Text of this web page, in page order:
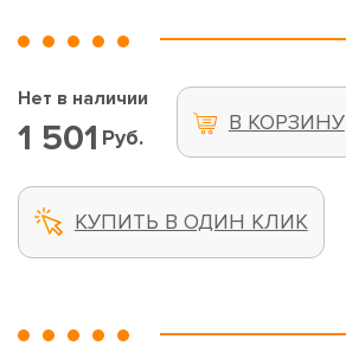
Нет в наличии
1 501 Руб.
В КОРЗИНУ
КУПИТЬ В ОДИН КЛИК